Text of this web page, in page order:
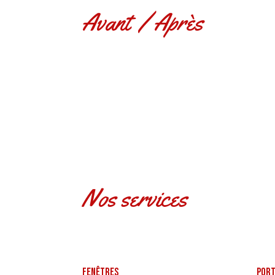
Avant / Après
Nos services
Fenêtres